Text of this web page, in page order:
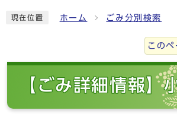
現在位置 ホーム ごみ分別検索
この
【ごみ詳細情報】